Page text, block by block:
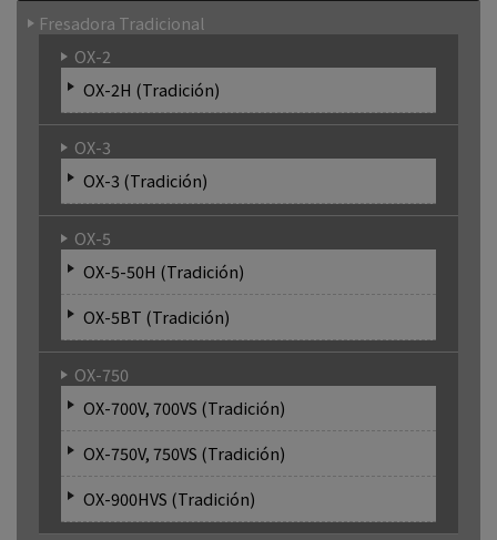
Fresadora Tradicional
OX-2
OX-2H (Tradición)
OX-3
OX-3 (Tradición)
OX-5
OX-5-50H (Tradición)
OX-5BT (Tradición)
OX-750
OX-700V, 700VS (Tradición)
OX-750V, 750VS (Tradición)
OX-900HVS (Tradición)